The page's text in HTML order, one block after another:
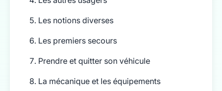
Les notions diverses
Les premiers secours
Prendre et quitter son véhicule
La mécanique et les équipements